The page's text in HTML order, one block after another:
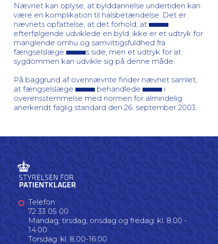
Nævnet kan oplyse, at bylddannelse undertiden kan
være en komplikation til halsbetændelse. Det er
nævnets opfattelse, at det forhold, at
efterfølgende udviklede en byld, ikke er et udtryk for
manglende omhu og samvittigsfuldhed fra
fængselslæge
s side, men et udtryk for at
sygdommen kan udvikle sig på denne måde.
På baggrund af ovennævnte finder nævnet samlet,
at fængselslæge
behandlede
i
overensstemmelse med normen for almindelig
anerkendt faglig standard den 26. september 2003.
Telefon
72 33 05 00
Mandag, tirsdag, onsdag og fredag: kl. 8.00 -
14.00
Torsdag: kl. 8.00-16.00